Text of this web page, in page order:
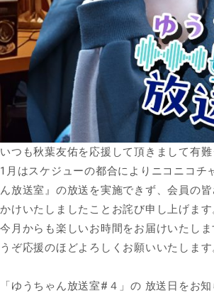
いつも秋葉友佑を応援して頂きまして有難
1月はスケジューの都合によりニコニコチ
ん放送室』の放送を実施できず、会員の
かけいたしましたことお詫び申し上げます
今月からも楽しいお時間をお届けいたし
うぞ応援のほどよろしくお願いいたします
「ゆうちゃん放送室#４」の 放送日をお